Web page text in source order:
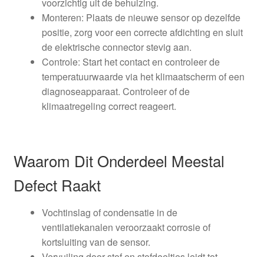
Monteren: Plaats de nieuwe sensor op dezelfde
positie, zorg voor een correcte afdichting en sluit
de elektrische connector stevig aan.
Controle: Start het contact en controleer de
temperatuurwaarde via het klimaatscherm of een
diagnoseapparaat. Controleer of de
klimaatregeling correct reageert.
Waarom Dit Onderdeel Meestal
Defect Raakt
Vochtinslag of condensatie in de
ventilatiekanalen veroorzaakt corrosie of
kortsluiting van de sensor.